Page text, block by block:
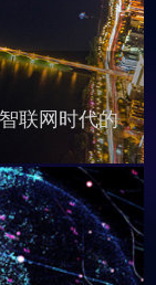
联网时代的